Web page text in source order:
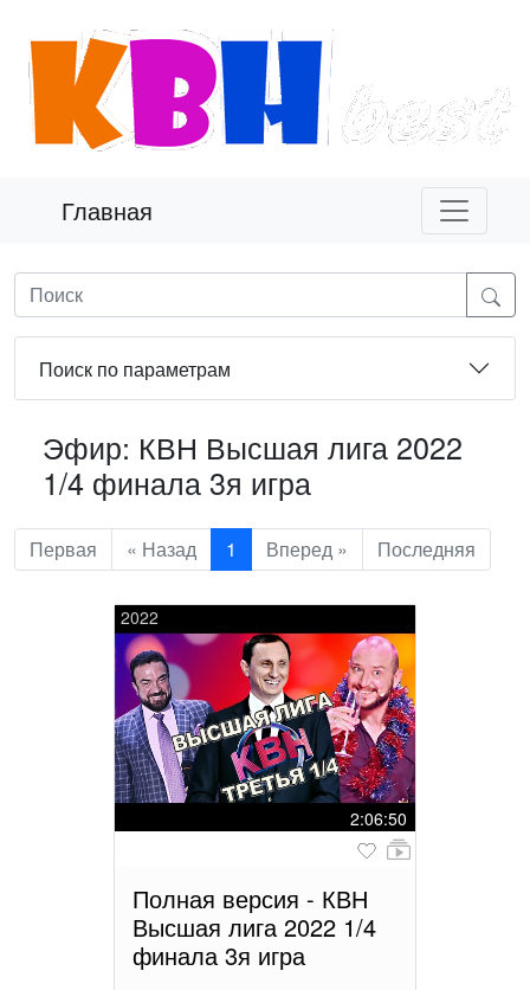
Главная
Поиск по параметрам
Эфир: КВН Высшая лига 2022
1/4 финала 3я игра
Первая « Назад 1 Вперед » Последняя
2022
2:06:50
Полная версия - КВН
Высшая лига 2022 1/4
финала 3я игра